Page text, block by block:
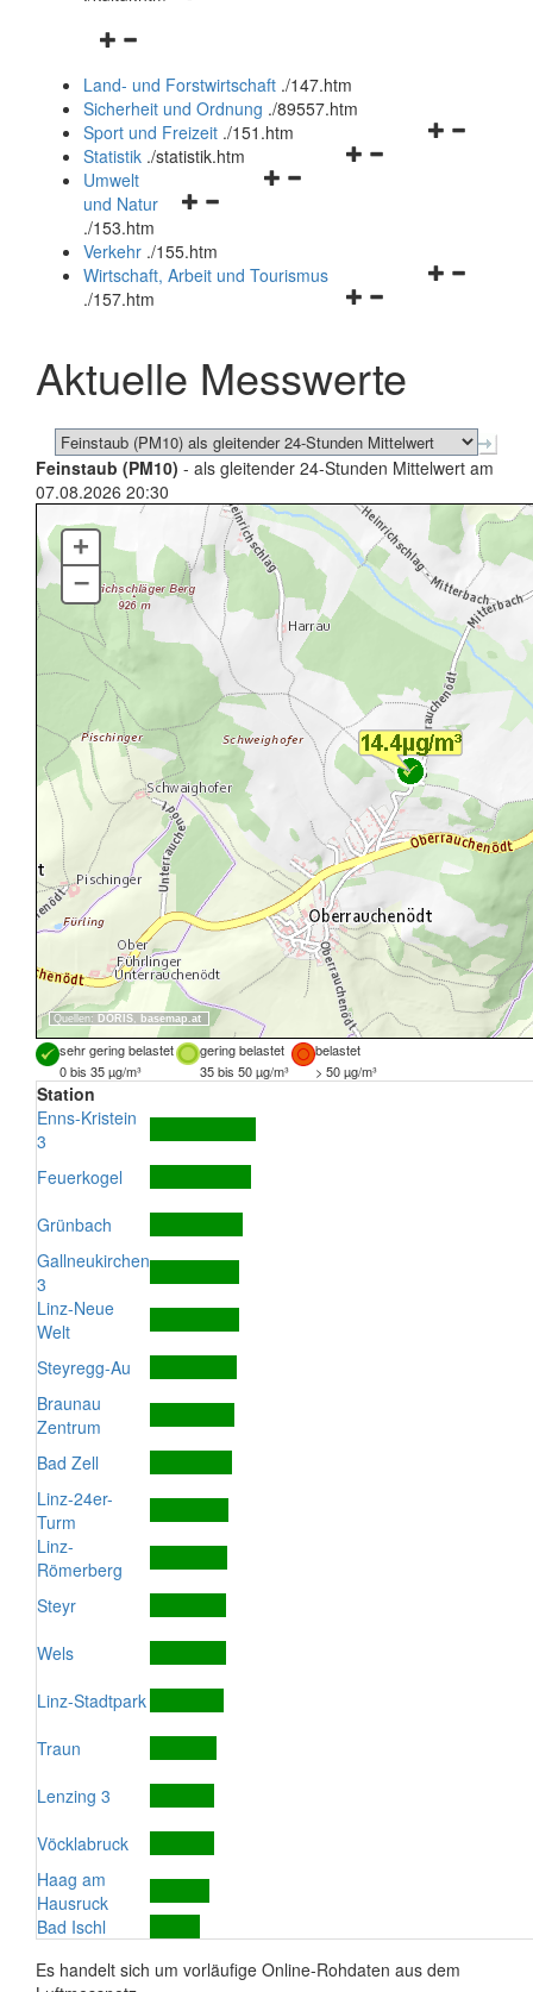
Navigationsmenü
und
schließen
Land- und Forstwirtschaft ./147.htm
Sicherheit und Ordnung ./89557.htm
Navigationsmenü
Sport und Freizeit ./151.htm
Navigationsmenü
Statistik ./statistik.htm
Navigationsmenü
und
schließen
Umwelt
und Natur
./153.htm
Verkehr ./155.htm
Navigationsmenü
schließen
Wirtschaft, Arbeit und Tourismus
./157.htm
Aktuelle Messwerte
Feinstaub (PM10) - als gleitender 24-Stunden Mittelwert am
07.08.2026 20:30
Quellen: DORIS, basemap.at
+
–
sehr gering belastet gering belastet
belastet
0 bis 35 µg/m³
35 bis 50 µg/m³ > 50 µg/m³
Station
Enns-Kristein
3
Feuerkogel
Grünbach
Gallneukirchen
3
Linz-Neue
Welt
Steyregg-Au
Braunau
Zentrum
Bad Zell
Linz-24er-
Turm
Linz-
Römerberg
Steyr
Wels
Linz-Stadtpark
Traun
Lenzing 3
Vöcklabruck
Haag am
Hausruck
Bad Ischl
Es handelt sich um vorläufige Online-Rohdaten aus dem